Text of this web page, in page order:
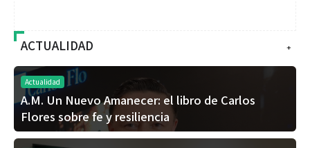
+
ACTUALIDAD
Actualidad
A.M. Un Nuevo Amanecer: el libro de Carlos
Flores sobre fe y resiliencia